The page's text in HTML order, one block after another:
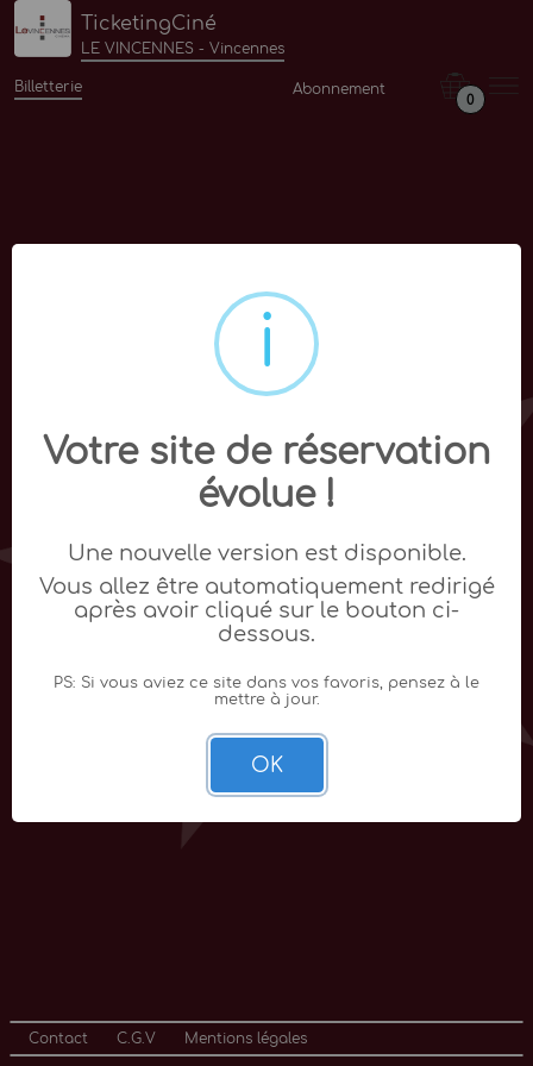
TicketingCiné
LE VINCENNES - Vincennes
Billetterie Abonnement
0
Contact C.G.V Mentions légales
Votre site de réservation
évolue !
Une nouvelle version est disponible.
Vous allez être automatiquement redirigé
après avoir cliqué sur le bouton ci-
dessous.
PS: Si vous aviez ce site dans vos favoris, pensez à le
mettre à jour.
OK